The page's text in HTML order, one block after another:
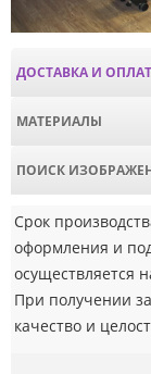
ДОСТАВКА И
МАТЕРИАЛЫ
ПОИСК
Срок
оформления и
осуществляется
При получении
качество и